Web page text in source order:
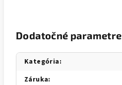
Dodatočné parametre
Kategória:
Záruka: